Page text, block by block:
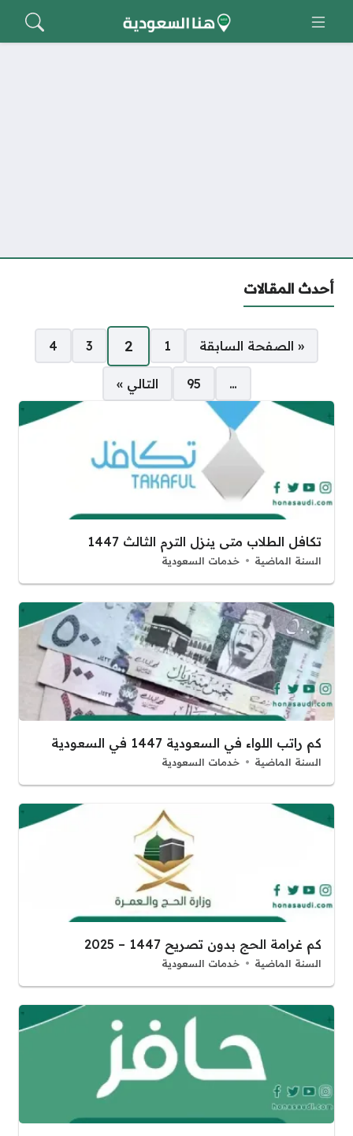
أحدث المقالات
صفحات:
« الصفحة السابقة 1
2
3
4
…
95 التالي »
تكافل الطلاب متى ينزل الترم الثالث 1447
السنة الماضية خدمات السعودية
كم راتب اللواء في السعودية 1447 في السعودية
السنة الماضية خدمات السعودية
كم غرامة الحج بدون تصريح 1447 – 2025
السنة الماضية خدمات السعودية